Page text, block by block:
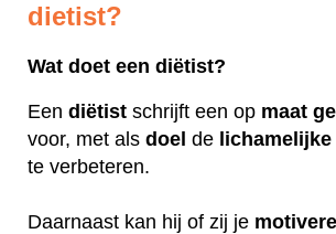
dietist?
Wat doet een diëtist?
Een diëtist schrijft een op maat
voor, met als doel de lichamelijke
te verbeteren.
Daarnaast kan hij of zij je